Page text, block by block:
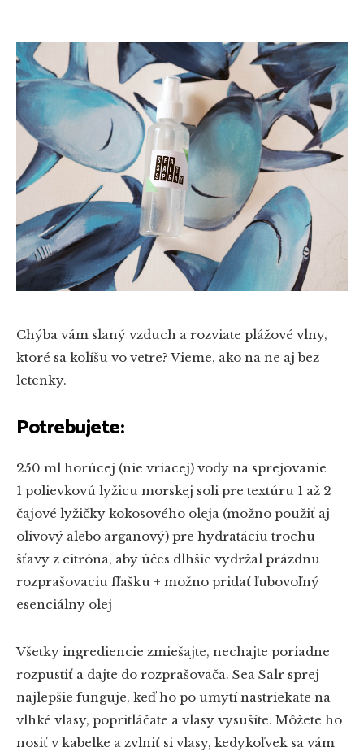
Chýba vám slaný vzduch a rozviate plážové vlny,
ktoré sa kolíšu vo vetre? Vieme, ako na ne aj bez
letenky.
Potrebujete:
250 ml horúcej (nie vriacej) vody na sprejovanie
1 polievkovú lyžicu morskej soli pre textúru 1 až 2
čajové lyžičky kokosového oleja (možno použiť aj
olivový alebo arganový) pre hydratáciu trochu
šťavy z citróna, aby účes dlhšie vydržal prázdnu
rozprašovaciu fľašku + možno pridať ľubovoľný
esenciálny olej
Všetky ingrediencie zmiešajte, nechajte poriadne
rozpustiť a dajte do rozprašovača. Sea Salr sprej
najlepšie funguje, keď ho po umytí nastriekate na
vlhké vlasy, popritláčate a vlasy vysušíte. Môžete ho
nosiť v kabelke a zvlniť si vlasy, kedykoľvek sa vám